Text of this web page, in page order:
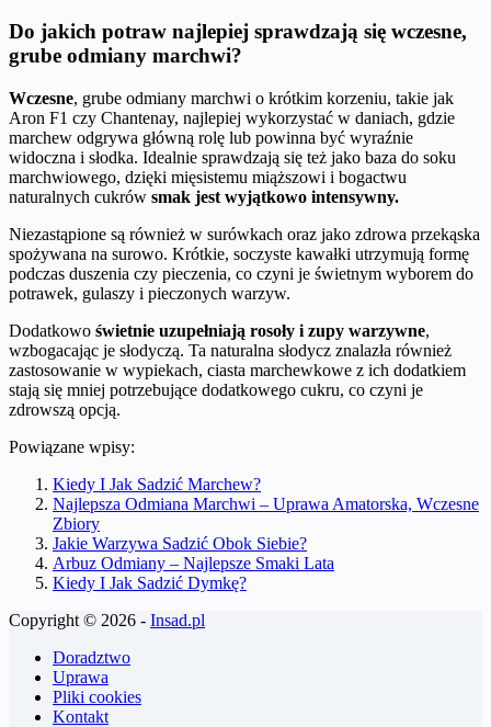
Do jakich potraw najlepiej sprawdzają się wczesne,
grube odmiany marchwi?
Wczesne, grube odmiany marchwi o krótkim korzeniu, takie jak
Aron F1 czy Chantenay, najlepiej wykorzystać w daniach, gdzie
marchew odgrywa główną rolę lub powinna być wyraźnie
widoczna i słodka. Idealnie sprawdzają się też jako baza do soku
marchwiowego, dzięki mięsistemu miąższowi i bogactwu
naturalnych cukrów smak jest wyjątkowo intensywny.
Niezastąpione są również w surówkach oraz jako zdrowa przekąska
spożywana na surowo. Krótkie, soczyste kawałki utrzymują formę
podczas duszenia czy pieczenia, co czyni je świetnym wyborem do
potrawek, gulaszy i pieczonych warzyw.
Dodatkowo świetnie uzupełniają rosoły i zupy warzywne,
wzbogacając je słodyczą. Ta naturalna słodycz znalazła również
zastosowanie w wypiekach, ciasta marchewkowe z ich dodatkiem
stają się mniej potrzebujące dodatkowego cukru, co czyni je
zdrowszą opcją.
Powiązane wpisy:
Kiedy I Jak Sadzić Marchew?
Najlepsza Odmiana Marchwi – Uprawa Amatorska, Wczesne
Zbiory
Jakie Warzywa Sadzić Obok Siebie?
Arbuz Odmiany – Najlepsze Smaki Lata
Kiedy I Jak Sadzić Dymkę?
Copyright © 2026 - Insad.pl
Doradztwo
Uprawa
Pliki cookies
Kontakt